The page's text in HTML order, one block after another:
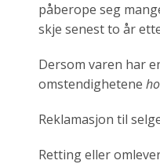
påberope seg
skje senest to år
Dersom varen har
omstendighetene
Reklamasjon til
Retting eller